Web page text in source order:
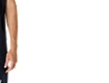
on the front and
material is made
and carbon